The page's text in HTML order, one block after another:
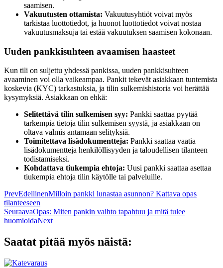
saamisen.
Vakuutusten ottamista: Vakuutusyhtiöt voivat myös
tarkistaa luottotiedot, ja huonot luottotiedot voivat nostaa
vakuutusmaksuja tai estää vakuutuksen saamisen kokonaan.
Uuden pankkisuhteen avaamisen haasteet
Kun tili on suljettu yhdessä pankissa, uuden pankkisuhteen
avaaminen voi olla vaikeampaa. Pankit tekevät asiakkaan tuntemista
koskevia (KYC) tarkastuksia, ja tilin sulkemishistoria voi herättää
kysymyksiä. Asiakkaan on ehkä:
Selitettävä tilin sulkemisen syy: Pankki saattaa pyytää
tarkempia tietoja tilin sulkemisen syystä, ja asiakkaan on
oltava valmis antamaan selityksiä.
Toimitettava lisädokumentteja: Pankki saattaa vaatia
lisädokumentteja henkilöllisyyden ja taloudellisen tilanteen
todistamiseksi.
Kohdattava tiukempia ehtoja: Uusi pankki saattaa asettaa
tiukempia ehtoja tilin käytölle tai palveluille.
PrevEdellinenMilloin pankki lunastaa asunnon? Kattava opas
tilanteeseen
SeuraavaOpas: Miten pankin vaihto tapahtuu ja mitä tulee
huomioidaNext
Saatat pitää myös näistä: